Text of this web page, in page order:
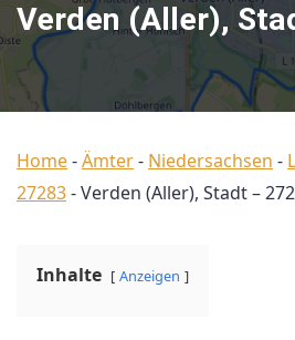
Verden (Aller),
Home-Ämter- Niedersachsen -
27283-Verden (Aller), Stadt –
Inhalte Anzeigen